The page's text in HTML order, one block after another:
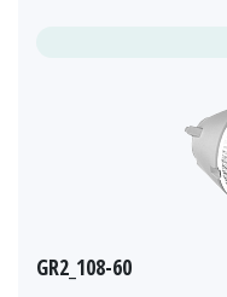
GR2_108-60